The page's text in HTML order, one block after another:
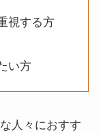
視する方
い方
人々におすす